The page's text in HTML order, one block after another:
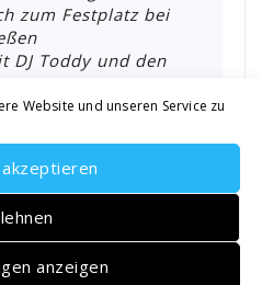
Website und unseren Service zu
anzeigen
zum Festplatz bei
DJ Toddy und den
2. Part